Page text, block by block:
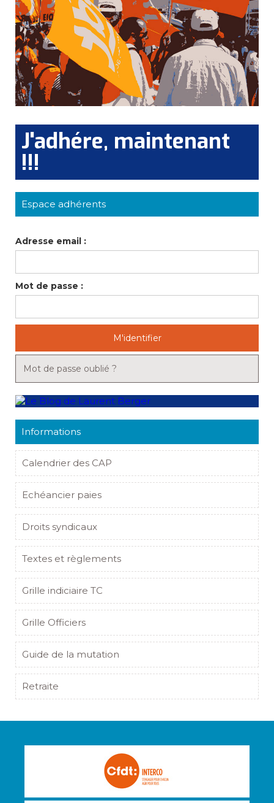
J'adhére, maintenant
!!!
Espace adhérents
Adresse email :
Mot de passe :
M'identifier
Mot de passe oublié ?
Informations
Calendrier des CAP
Echéancier paies
Droits syndicaux
Textes et règlements
Grille indiciaire TC
Grille Officiers
Guide de la mutation
Retraite